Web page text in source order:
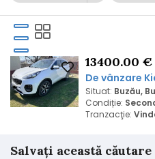
13400.00 €
De vânzare
Situat: Buzău,
Condiție:
Tranzacţie:
Salvați această căutare